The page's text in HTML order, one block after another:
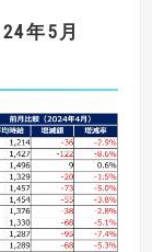
年5 月